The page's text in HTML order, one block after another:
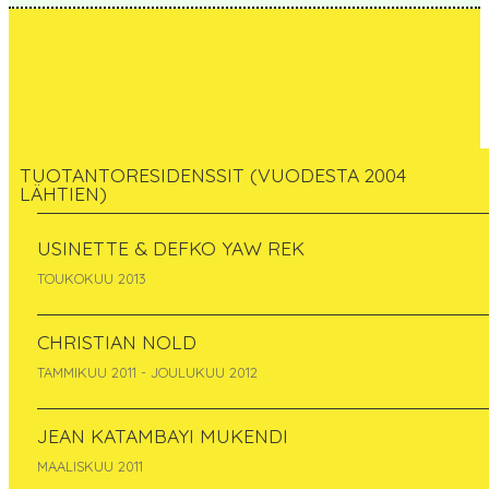
TUOTANTORESIDENSSIT (VUODESTA 2004
LÄHTIEN)
USINETTE & DEFKO YAW REK
TOUKOKUU 2013
CHRISTIAN NOLD
TAMMIKUU 2011 - JOULUKUU 2012
JEAN KATAMBAYI MUKENDI
MAALISKUU 2011
Patrick Fontana, Emeric
Aelters, Pierre-Yves
Fave
France